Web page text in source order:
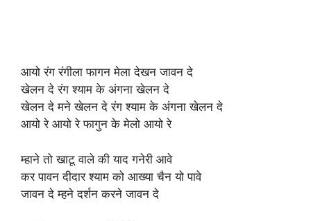
आयो रंग रंगीला फागन मेला देखन जावन दे
खेलन दे रंग श्याम के अंगना खेलन दे
खेलन दे मने खेलन दे रंग श्याम के अंगना खेलन दे
आयो रे आयो रे फागुन के मेलो आयो रे
म्हाने तो खाटू वाले की याद गनेरी आवे
कर पावन दीदार श्याम को आख्या चैन यो पावे
जावन दे म्हने दर्शन करने जावन दे